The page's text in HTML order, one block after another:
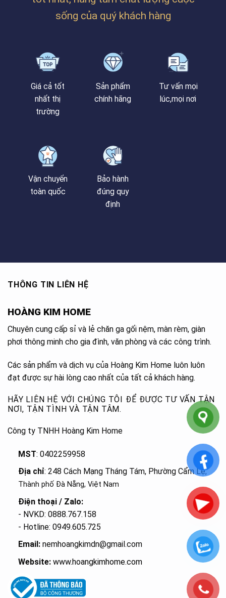
BÁ
VÀNH
sống của quý khách hàng
Giá cả tốt
nhất thị
trường
Sản phẩm
chính hãng
Tư vấn mọi
lúc,mọi nơi
Vận chuyển
toàn quốc
Bảo hành
đúng quy
định
THÔNG TIN LIÊN HỆ
HOÀNG KIM HOME
Chuyên cung cấp sỉ và lẻ chăn ga gối nệm, màn rèm, giàn
phơi thông minh cho gia đình, văn phòng và các công trình.
Các sản phẩm và dịch vụ của Hoàng Kim Home luôn luôn
đạt được sự hài lòng cao nhất của tất cả khách hàng.
HÃY LIÊN HỆ VỚI CHÚNG TÔI ĐỂ ĐƯỢC TƯ VẤN TẬN
NƠI, TẬN TÌNH VÀ TẬN TÂM.
Công ty TNHH Hoàng Kim Home
MST: 0402259958
Địa chỉ: 248 Cách Mạng Tháng Tám, Phường Cẩm Lệ,
Thành phố Đà Nẵng, Việt Nam
Điện thoại / Zalo:
- NVKD: 0888.767.158
- Hotline: 0949.605.725
Email:nemhoangkimdn@gmail.com
Website: www.hoangkimhome.com